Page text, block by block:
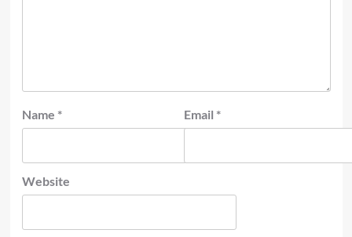
Name * Email *
Website